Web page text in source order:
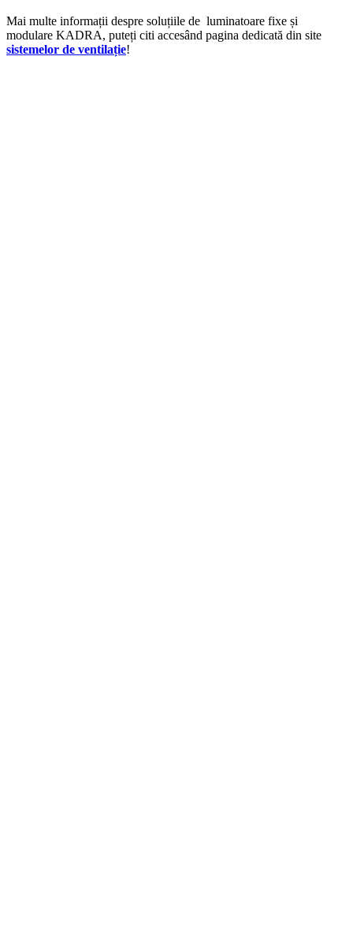
Mai multe informații despre soluțiile de luminatoare fixe și
modulare KADRA, puteți citi accesând pagina dedicată din site
sistemelor de ventilație!